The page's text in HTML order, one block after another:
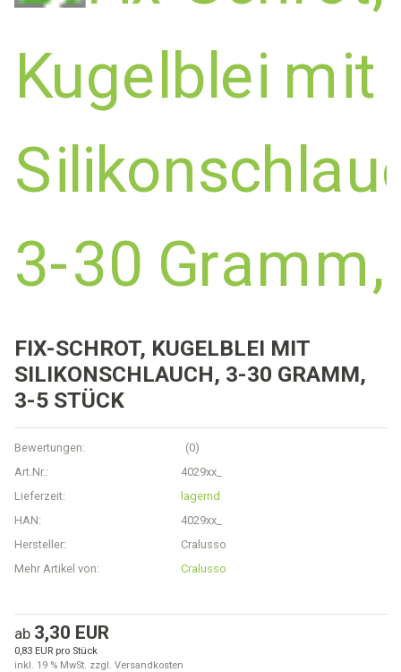
FIX-SCHROT, KUGELBLEI MIT
SILIKONSCHLAUCH, 3-30 GRAMM,
3-5 STÜCK
Bewertungen:
(0)
Art.Nr.:
4029xx_
Lieferzeit:
lagernd
HAN:
4029xx_
Hersteller:
Cralusso
Mehr Artikel von:
Cralusso
ab 3,30 EUR
0,83 EUR pro Stück
inkl. 19 % MwSt. zzgl. Versandkosten